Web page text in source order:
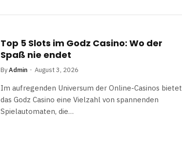
Top 5 Slots im Godz Casino: Wo der
Spaß nie endet
ByAdmin August 3, 2026
Im aufregenden Universum der Online-Casinos bietet
das Godz Casino eine Vielzahl von spannenden
Spielautomaten, die…